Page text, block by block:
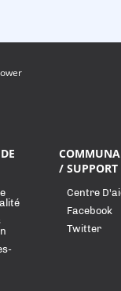
/ SUPPORT
Centre
Facebook
Twitter